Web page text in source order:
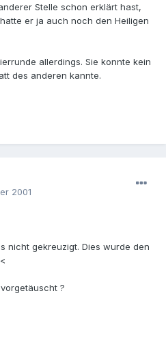
Stelle schon erklärt hast,
er ja auch noch den Heiligen
allerdings. Sie konnte kein
des anderen kannte.
2001
nicht gekreuzigt. Dies wurde den
?